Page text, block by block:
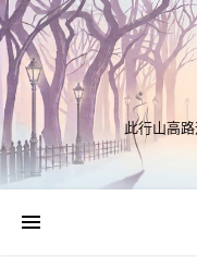
此行山高